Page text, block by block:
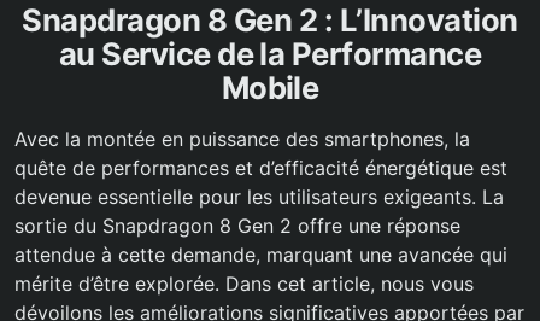
Snapdragon 8 Gen 2 : L’Innovation
au Service de la Performance
Mobile
Avec la montée en puissance des smartphones, la
quête de performances et d’efficacité énergétique est
devenue essentielle pour les utilisateurs exigeants. La
sortie du Snapdragon 8 Gen 2 offre une réponse
attendue à cette demande, marquant une avancée qui
mérite d’être explorée. Dans cet article, nous vous
dévoilons les améliorations significatives apportées par